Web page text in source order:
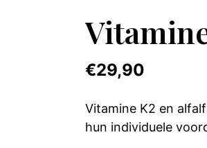
€29,90
Vitamine K2 en
hun individuele